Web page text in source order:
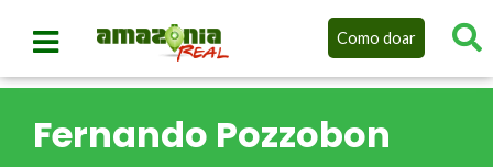
Como doar
Fernando Pozzobon